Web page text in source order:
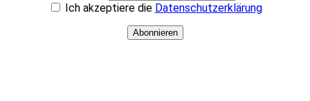
Ich akzeptiere die Datenschutzerklärung
Abonnieren